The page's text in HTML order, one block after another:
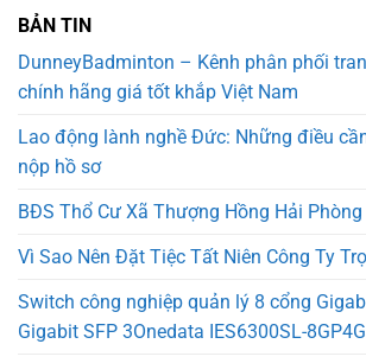
BẢN TIN
DunneyBadminton – Kênh phân phối
chính hãng giá tốt khắp Việt Nam
Lao động lành nghề Đức: Những điều
nộp hồ sơ
BĐS Thổ Cư Xã Thượng Hồng Hải Phòng
Vì Sao Nên Đặt Tiệc Tất Niên Công Ty
Switch công nghiệp quản lý 8 cổng
Gigabit SFP 3Onedata IES6300SL-